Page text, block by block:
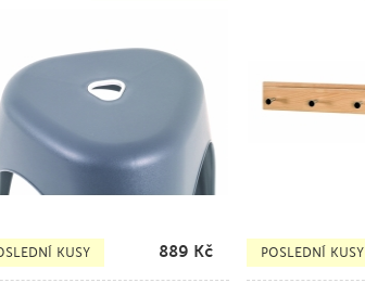
KUSY 889 Kč POSLEDNÍ KUSY